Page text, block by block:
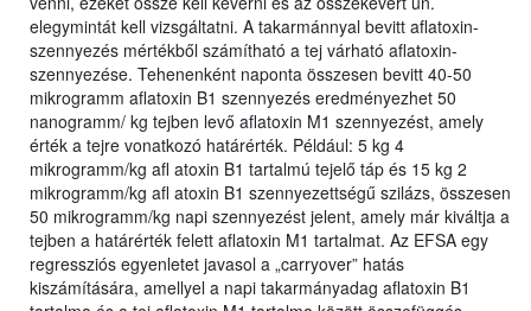
elegymintát kell vizsgáltatni. A takarmánnyal bevitt aflatoxin-
szennyezés mértékből számítható a tej várható aflatoxin-
szennyezése. Tehenenként naponta összesen bevitt 40-50
mikrogramm aflatoxin B1 szennyezés eredményezhet 50
nanogramm/ kg tejben levő aflatoxin M1 szennyezést, amely
érték a tejre vonatkozó határérték. Például: 5 kg 4
mikrogramm/kg afl atoxin B1 tartalmú tejelő táp és 15 kg 2
mikrogramm/kg afl atoxin B1 szennyezettségű szilázs, összesen
50 mikrogramm/kg napi szennyezést jelent, amely már kiváltja a
tejben a határérték felett aflatoxin M1 tartalmat. Az EFSA egy
regressziós egyenletet javasol a „carryover” hatás
kiszámítására, amellyel a napi takarmányadag aflatoxin B1